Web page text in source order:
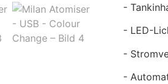
-
- LED-
-
-